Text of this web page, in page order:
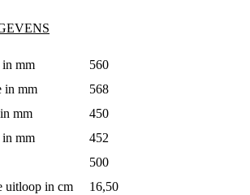
in mm
560
in mm
568
mm
450
in mm
452
500
uitloop in cm
16,50